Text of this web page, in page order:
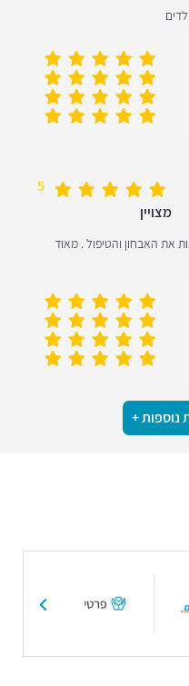
5
מצויין
את האבחון והטיפול . מאוד
נוספות +